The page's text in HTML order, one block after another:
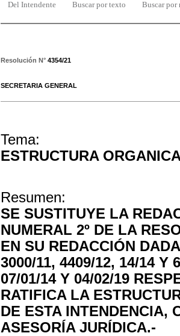
Del Intendente Buscar por texto Buscar por
Resolución N° 4354/21
SECRETARIA GENERAL
Tema:
ESTRUCTURA
Resumen:
SE SUSTITUYE LA
NUMERAL 2º DE LA
EN SU REDACCIÓN
3000/11, 4409/12, 14/14 Y
07/01/14 Y 04/02/19
RATIFICA LA
DE ESTA INTENDENCIA,
ASESORÍA JURÍDICA.-